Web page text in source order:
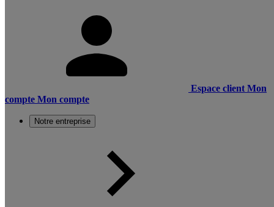
Espace client Mon
compte Mon compte
Notre entreprise